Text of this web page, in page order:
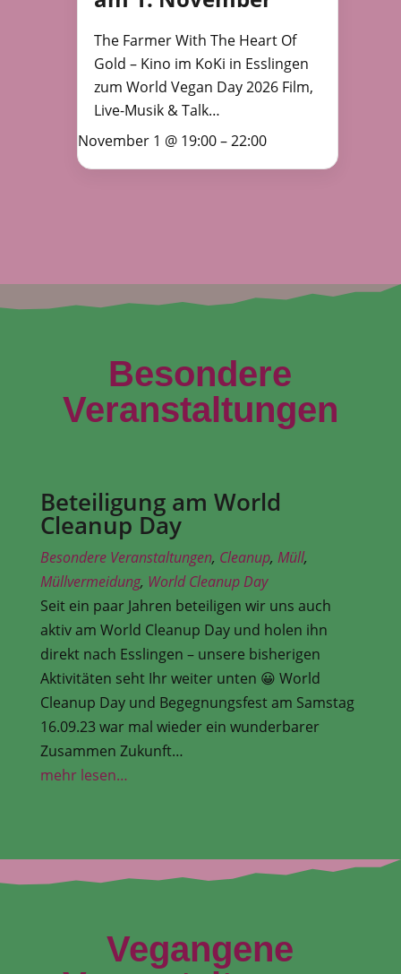
The Farmer With The Heart Of
Gold – Kino im KoKi in Esslingen
zum World Vegan Day 2026 Film,
Live-Musik & Talk…
November 1 @ 19:00–22:00
Besondere
Veranstaltungen
Beteiligung am World
Cleanup Day
Besondere Veranstaltungen, Cleanup, Müll,
Müllvermeidung, World Cleanup Day
Seit ein paar Jahren beteiligen wir uns auch
aktiv am World Cleanup Day und holen ihn
direkt nach Esslingen – unsere bisherigen
Aktivitäten seht Ihr weiter unten 😀 World
Cleanup Day und Begegnungsfest am Samstag
16.09.23 war mal wieder ein wunderbarer
Zusammen Zukunft…
mehr lesen…
Vegangene